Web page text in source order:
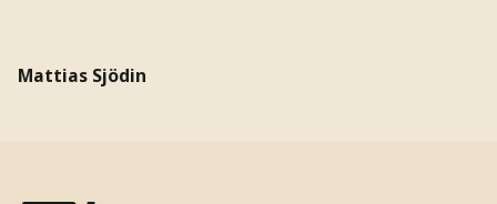
Mattias Sjödin